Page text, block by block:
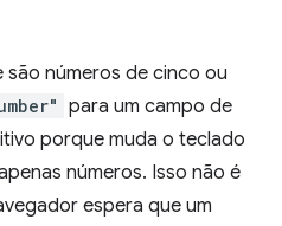
são números de cinco ou
para um campo de
porque muda o teclado
números. Isso não é
espera que um